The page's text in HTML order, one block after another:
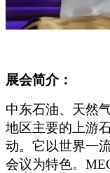
展会简介：
中东石油、天然
地区主要的上游
动。它以世界一
会议为特色。